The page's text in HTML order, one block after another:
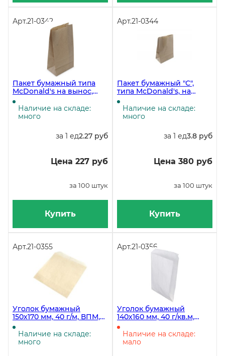
Арт.21-0342
Пакет бумажный типа
McDonald's на вынос,
120х80х240 штук,
коричневый, 100 штук
Наличие на складе:
много
за 1 ед2.27 руб
Цена 227 руб
за 100 штук
Купить
Арт.21-0344
Пакет бумажный "С",
типа McDonald's, на
вынос, 220х120х290 мм,
коричневый, 100 штук в
упаковке
Наличие на складе:
много
за 1 ед3.8 руб
Цена 380 руб
за 100 штук
Купить
Арт.21-0355
Уголок бумажный
150х170 мм, 40 г/м, ВПМ,
бежевый, 50 штук
Наличие на складе:
много
Арт.21-0356
Уголок бумажный
140х160 мм, 40 г/кв.м,
белый, 50 штук
Наличие на складе:
мало